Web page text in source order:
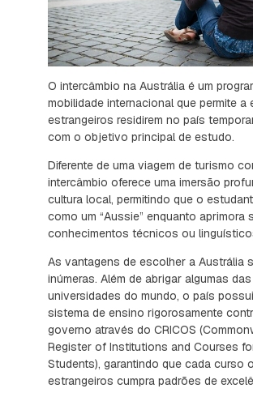
O intercâmbio na Austrália é um
mobilidade internacional que permite a
estrangeiros residirem no país
com o objetivo principal de estudo.
Diferente de uma viagem de turismo
intercâmbio oferece uma imersão
cultura local, permitindo que o
como um “Aussie” enquanto aprimora
conhecimentos técnicos ou
As vantagens de escolher a Austrália
inúmeras. Além de abrigar algumas
universidades do mundo, o país
sistema de ensino rigorosamente
governo através do CRICOS
Register of Institutions and Courses
Students), garantindo que cada curso
estrangeiros cumpra padrões de